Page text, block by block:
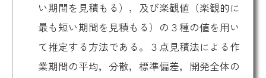
い期間を見積もる），及び楽観値（楽観的に
最も短い期間を見積もる）の３種の値を用い
て推定する方法である。３点見積法による作
業期間の平均，分散，標準偏差，開発全体の